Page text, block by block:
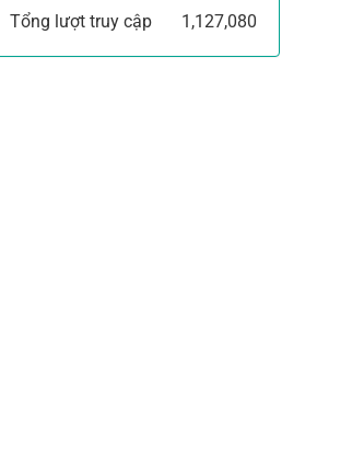
Tổng lượt truy cập
1,127,080